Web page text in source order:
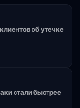
об утечке
стали быстрее